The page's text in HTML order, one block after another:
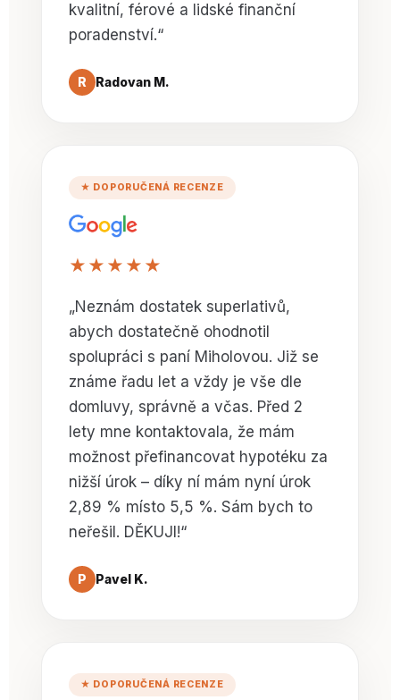
kvalitní, férové a lidské finanční
poradenství.“
R Radovan M.
★ DOPORUČENÁ RECENZE
★★★★★
„Neznám dostatek superlativů,
abych dostatečně ohodnotil
spolupráci s paní Miholovou. Již se
známe řadu let a vždy je vše dle
domluvy, správně a včas. Před 2
lety mne kontaktovala, že mám
možnost přefinancovat hypotéku za
nižší úrok – díky ní mám nyní úrok
2,89 % místo 5,5 %. Sám bych to
neřešil. DĚKUJI!“
P Pavel K.
★ DOPORUČENÁ RECENZE